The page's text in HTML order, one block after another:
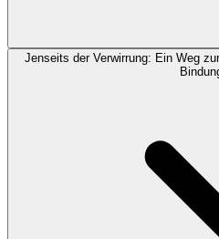
Jenseits der Verwirrung: Ein Weg